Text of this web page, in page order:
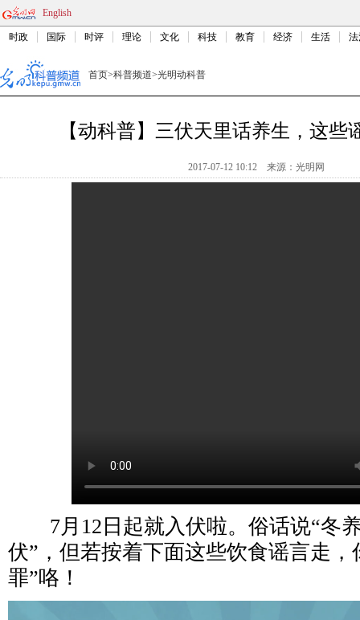
English
时政 国际 时评 理论 文化 科技 教育 经济 生活
首页>科普频道>光明动科普
【动科普】三伏天里话养生，这些
2017-07-12 10:12 来源： 光明网
7月12日起就入伏啦。俗话说“冬
伏”，但若按着下面这些饮食谣言走，
罪”咯！